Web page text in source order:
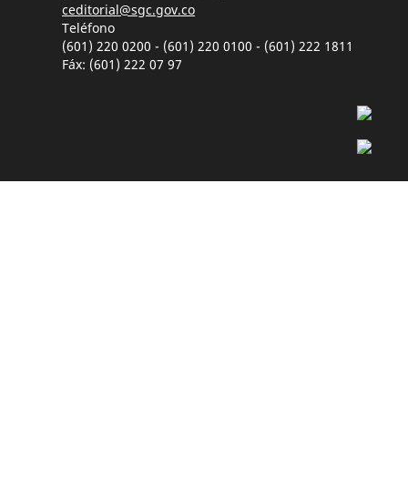
ceditorial@sgc.gov.co
Teléfono
(601) 220 0200 - (601) 220 0100 - (601) 222 1811
Fáx: (601) 222 07 97